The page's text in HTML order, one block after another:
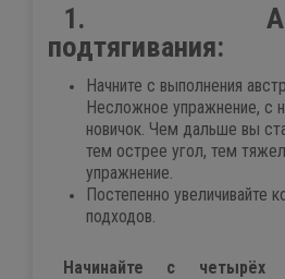
1.
подтягивания:
Начните с выполнения
Несложное упражнение, с
новичок. Чем дальше вы
тем острее угол, тем
упражнение.
Постепенно увеличивайте
подходов.
Начинайте с